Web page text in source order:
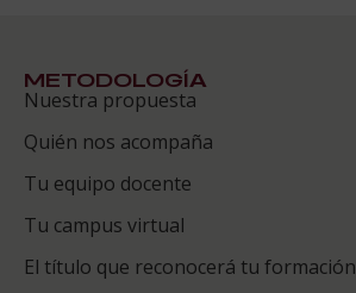
METODOLOGÍA
Nuestra propuesta
Quién nos acompaña
Tu equipo docente
Tu campus virtual
El título que reconocerá tu formación